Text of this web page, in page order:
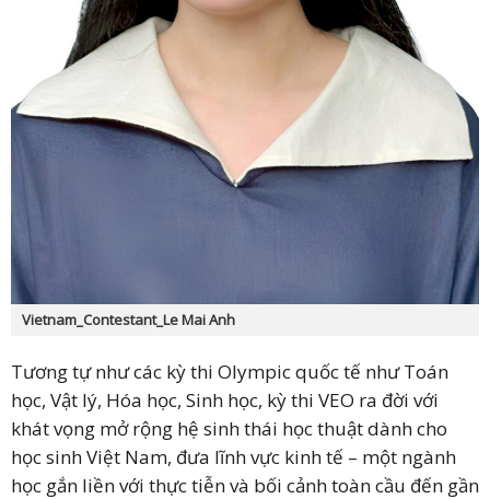
Vietnam_Contestant_Le Mai Anh
Tương tự như các kỳ thi Olympic quốc tế như Toán
học, Vật lý, Hóa học, Sinh học, kỳ thi VEO ra đời với
khát vọng mở rộng hệ sinh thái học thuật dành cho
học sinh Việt Nam, đưa lĩnh vực kinh tế – một ngành
học gắn liền với thực tiễn và bối cảnh toàn cầu đến gần